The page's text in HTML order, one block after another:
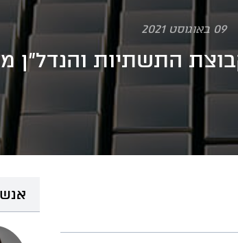
09 באוגוסט 2021
התשתיות והנדל"ן